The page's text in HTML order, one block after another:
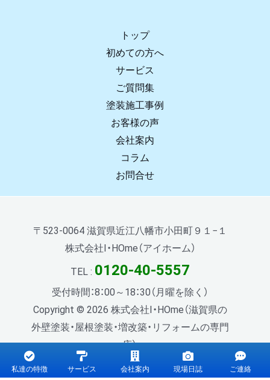
トップ
初めての方へ
サービス
ご質問集
塗装施工事例
お客様の声
会社案内
コラム
お問合せ
〒523-0064 滋賀県近江八幡市小田町９１−１
株式会社I・HOme（アイホーム）
TEL : 0120-40-5557
受付時間：8：00～18：30（月曜を除く）
Copyright © 2026 株式会社I・HOme（滋賀県の
外壁塗装・屋根塗装・増改築・リフォームの専門
店）.
私達の特徴 サービス 会社案内 現場日誌 ご連絡